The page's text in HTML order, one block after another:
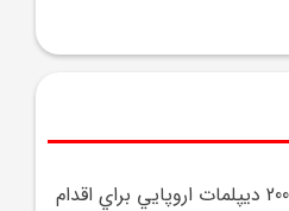
نامه سرگشاده بيش از 200 ديپلمات اروپايي براي اقدام